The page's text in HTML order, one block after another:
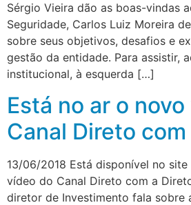
Sérgio Vieira dão as boas-vindas
Seguridade, Carlos Luiz Moreira
sobre seus objetivos, desafios e
gestão da entidade. Para assistir,
institucional, à esquerda […]
Está no ar o
Canal Direto
13/06/2018 Está disponível no
vídeo do Canal Direto com a
diretor de Investimento fala sobre